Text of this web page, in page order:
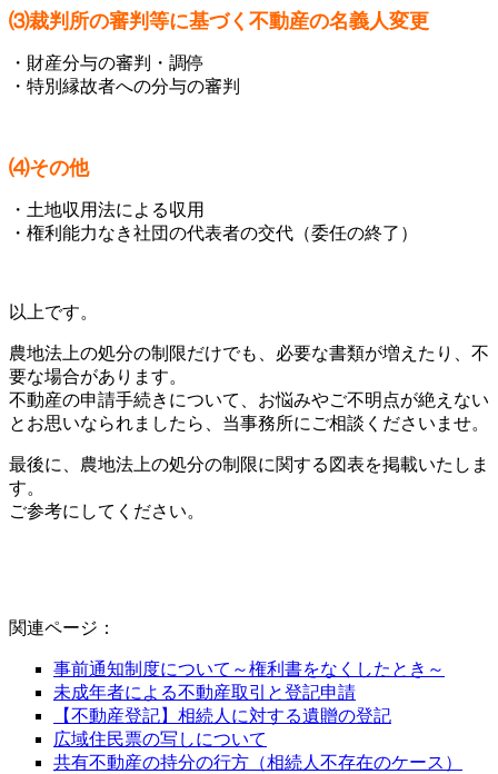
⑶裁判所の審判等に基づく不動産の名義人変更
・財産分与の審判・調停
・特別縁故者への分与の審判
⑷その他
・土地収用法による収用
・権利能力なき社団の代表者の交代（委任の終了）
以上です。
農地法上の処分の制限だけでも、必要な書類が増えたり、不
要な場合があります。
不動産の申請手続きについて、お悩みやご不明点が絶えない
とお思いなられましたら、当事務所にご相談くださいませ。
最後に、農地法上の処分の制限に関する図表を掲載いたしま
す。
ご参考にしてください。
関連ページ：
事前通知制度について～権利書をなくしたとき～
未成年者による不動産取引と登記申請
【不動産登記】相続人に対する遺贈の登記
広域住民票の写しについて
共有不動産の持分の行方（相続人不存在のケース）